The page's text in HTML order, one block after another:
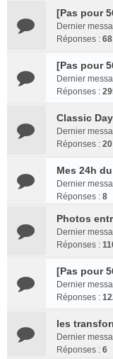
[Pas pour
Dernier
Réponses : 68
[Pas pour
Dernier
Réponses :
Classic
Dernier
Réponses : 20
Mes 24h
Dernier
Réponses : 8
Photos
Dernier
Réponses :
[Pas pour
Dernier
Réponses :
les
Dernier
Réponses : 6